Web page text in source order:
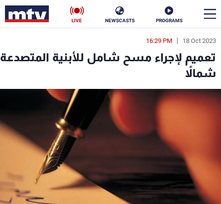
PROGRAMS
NEWSCASTS
LIVE
18 Oct 2023
16:29 PM
تعميم لإجراء مسح شامل للأبنية المتصدعة
شمالاً
en
الأخبار
سياسة ناس
فن
كأس العالم